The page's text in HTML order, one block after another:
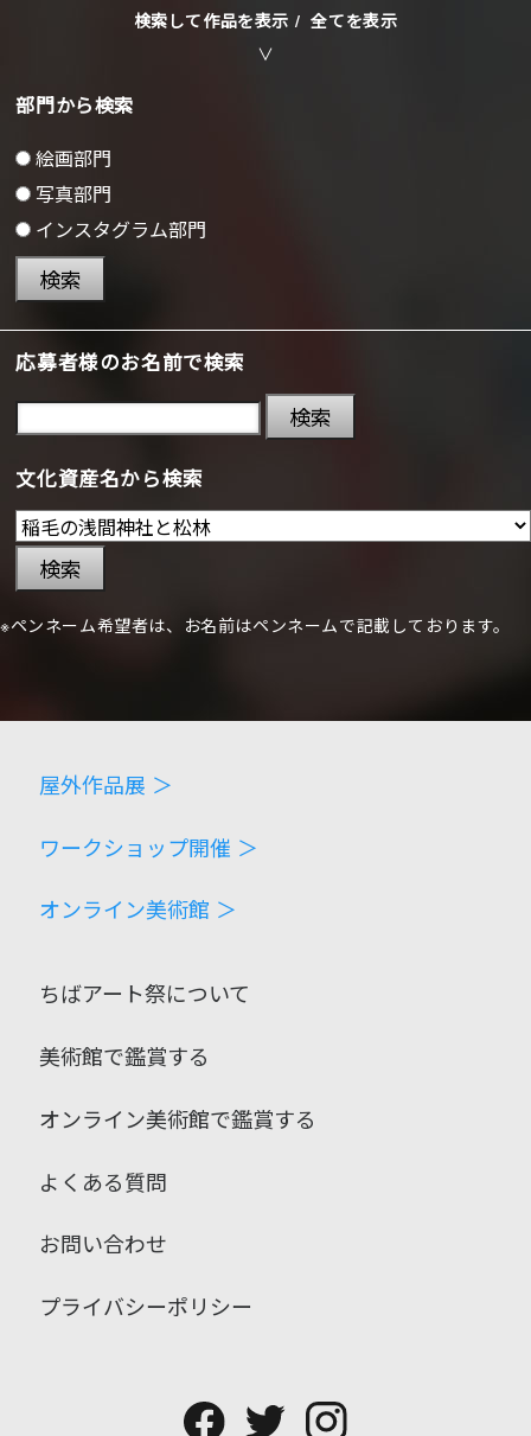
検索して作品を表示 / 全てを表示
部門から検索
絵画部門
写真部門
インスタグラム部門
検索
応募者様のお名前で検索
検索
文化資産名から検索
検索
※ペンネーム希望者は、お名前はペンネームで記載しております。
屋外作品展 ＞
ワークショップ開催 ＞
オンライン美術館 ＞
ちばアート祭について
美術館で鑑賞する
オンライン美術館で鑑賞する
よくある質問
お問い合わせ
プライバシーポリシー